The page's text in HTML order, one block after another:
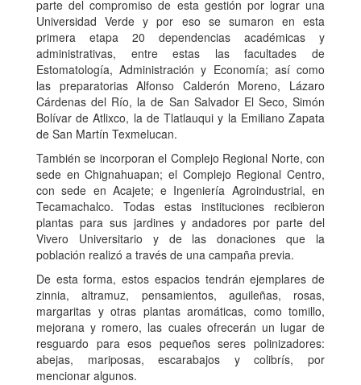
parte del compromiso de esta gestión por lograr una
Universidad Verde y por eso se sumaron en esta
primera etapa 20 dependencias académicas y
administrativas, entre estas las facultades de
Estomatología, Administración y Economía; así como
las preparatorias Alfonso Calderón Moreno, Lázaro
Cárdenas del Río, la de San Salvador El Seco, Simón
Bolívar de Atlixco, la de Tlatlauqui y la Emiliano Zapata
de San Martín Texmelucan.
También se incorporan el Complejo Regional Norte, con
sede en Chignahuapan; el Complejo Regional Centro,
con sede en Acajete; e Ingeniería Agroindustrial, en
Tecamachalco. Todas estas instituciones recibieron
plantas para sus jardines y andadores por parte del
Vivero Universitario y de las donaciones que la
población realizó a través de una campaña previa.
De esta forma, estos espacios tendrán ejemplares de
zinnia, altramuz, pensamientos, aguileñas, rosas,
margaritas y otras plantas aromáticas, como tomillo,
mejorana y romero, las cuales ofrecerán un lugar de
resguardo para esos pequeños seres polinizadores:
abejas, mariposas, escarabajos y colibrís, por
mencionar algunos.